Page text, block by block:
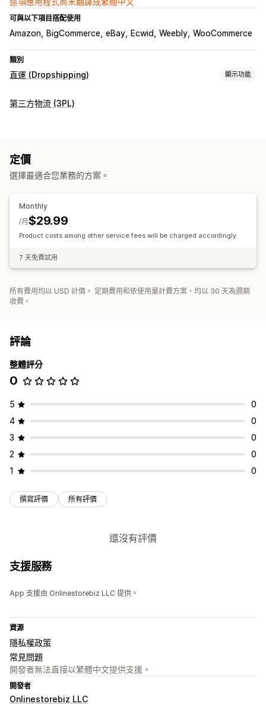
可與以下項目搭配使用
Amazon BigCommerce eBay Ecwid Weebly WooCommerce
類別
直運 (Dropshipping) 顯示功能
可銷售商品
汽車
英國
第三方物流 (3PL)
定價
選擇最適合您業務的方案。
Monthly
$29.99
/月
Product costs among other service fees will be charged accordingly.
7 天免費試用
所有費用均以 USD 計價。 定期費用和依使用量計費方案，均以 30 天為週期
收費。
評論
整體評分
0
5
0
4
0
3
0
2
0
1
0
撰寫評價 所有評價
還沒有評價
支援服務
App 支援由 Onlinestorebiz LLC 提供。
資源
隱私權政策
常見問題
開發者無法直接以繁體中文提供支援。
開發者
Onlinestorebiz LLC